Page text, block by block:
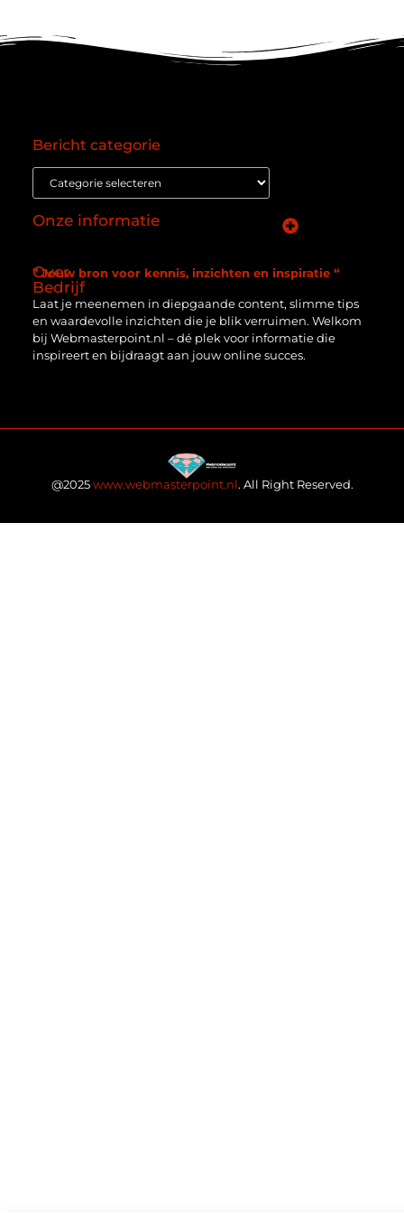
Over
Bedrijf
” Jouw bron voor kennis, inzichten en inspiratie “
Laat je meenemen in diepgaande content, slimme tips
en waardevolle inzichten die je blik verruimen. Welkom
bij Webmasterpoint.nl – dé plek voor informatie die
inspireert en bijdraagt aan jouw online succes.
Onze informatie
Bericht categorie
@2025www.webmasterpoint.nl. All Right Reserved.